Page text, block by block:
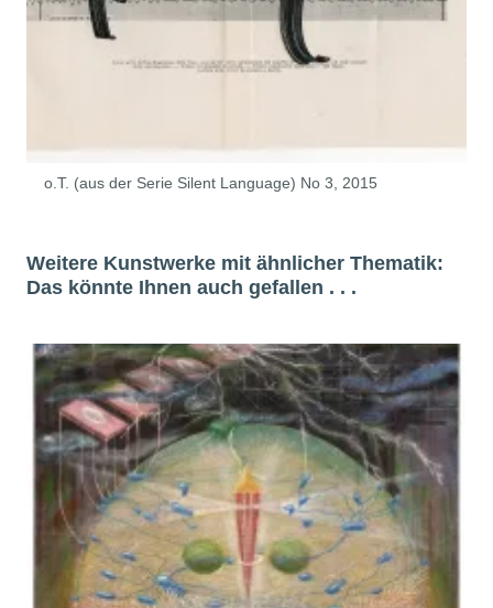
o.T. (aus der Serie Silent Language) No 3, 2015
Weitere Kunstwerke mit ähnlicher Thematik:
Das könnte Ihnen auch gefallen . . .